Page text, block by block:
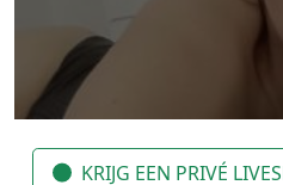
KRIJG EEN PRIVÉ